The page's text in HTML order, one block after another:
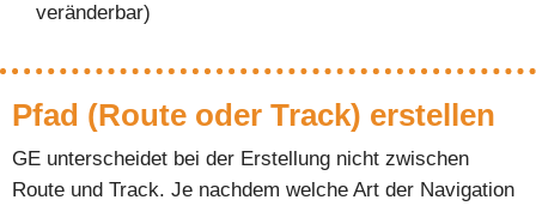
veränderbar)
Pfad (Route oder Track) erstellen
GE unterscheidet bei der Erstellung nicht zwischen
Route und Track. Je nachdem welche Art der Navigation